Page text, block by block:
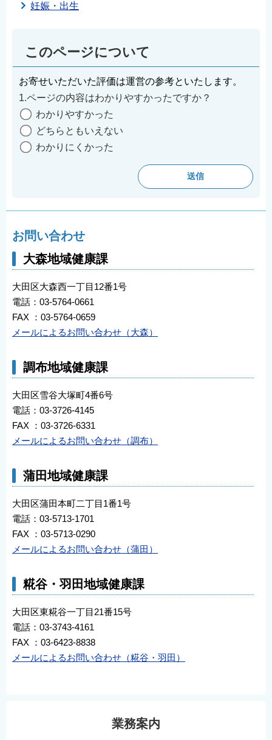
妊娠・出生
このページについて
お寄せいただいた評価は運営の参考といたします。
1.ページの内容はわかりやすかったですか？
わかりやすかった
どちらともいえない
わかりにくかった
お問い合わせ
大森地域健康課
大田区大森西一丁目12番1号
電話：03-5764-0661
FAX ：03-5764-0659
メールによるお問い合わせ（大森）
調布地域健康課
大田区雪谷大塚町4番6号
電話：03-3726-4145
FAX ：03-3726-6331
メールによるお問い合わせ（調布）
蒲田地域健康課
大田区蒲田本町二丁目1番1号
電話：03-5713-1701
FAX ：03-5713-0290
メールによるお問い合わせ（蒲田）
糀谷・羽田地域健康課
大田区東糀谷一丁目21番15号
電話：03-3743-4161
FAX ：03-6423-8838
メールによるお問い合わせ（糀谷・羽田）
業務案内